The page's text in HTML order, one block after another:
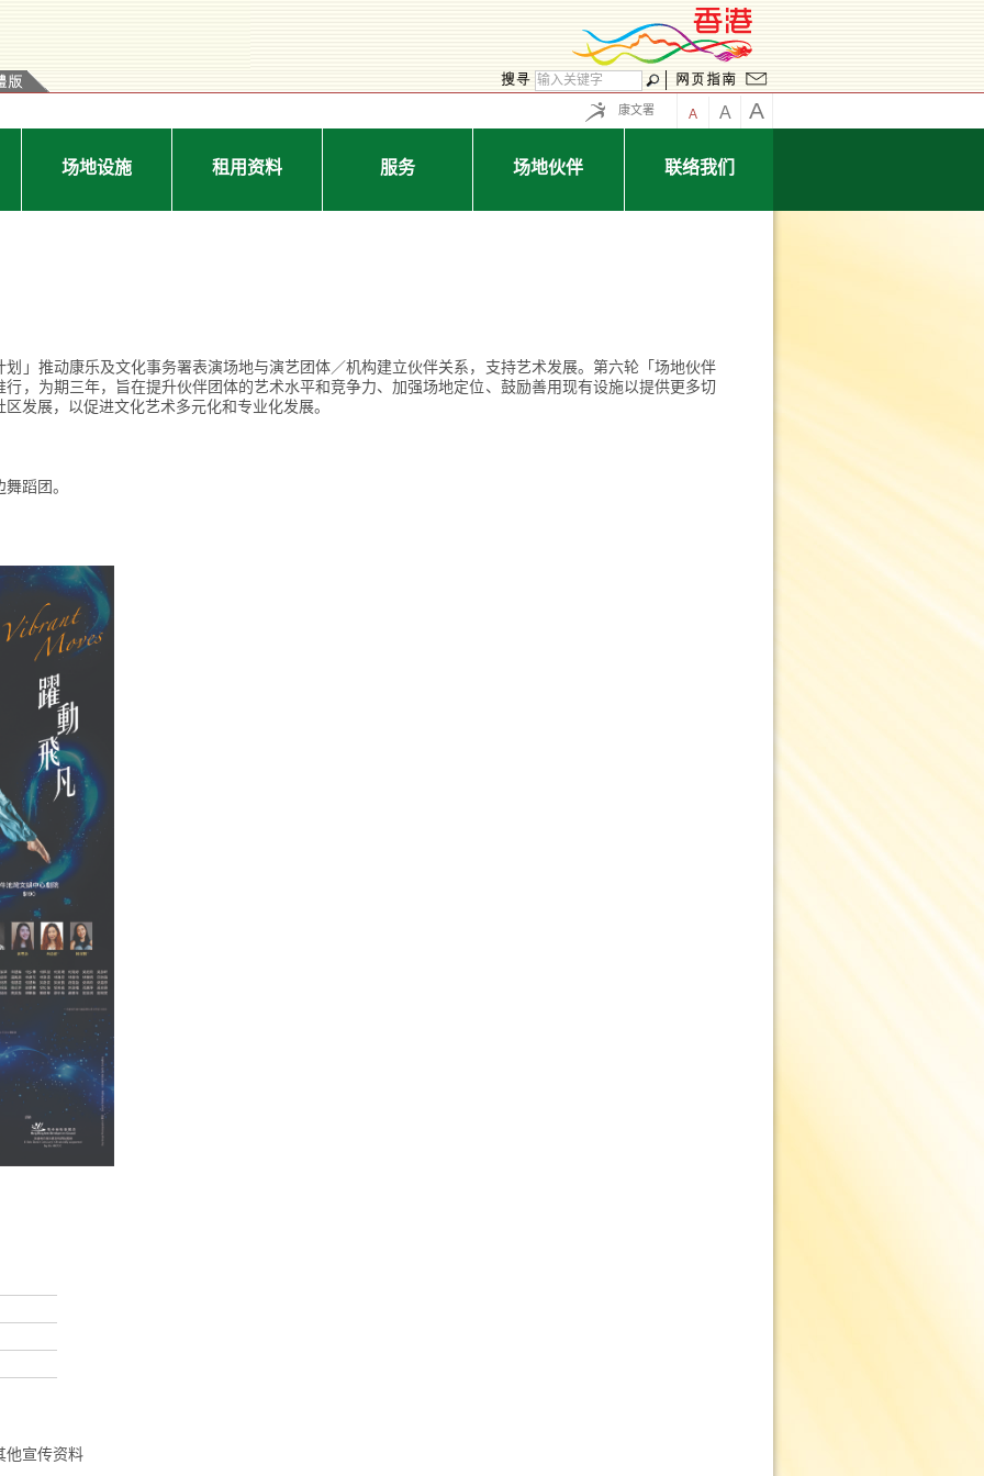
康文署 A A A
场地设施 租用资料 服务 场地伙伴 联络我们
划」推动康乐及文化事务署表演场地与演艺团体／机构建立伙伴关系，支持艺术发展。第六轮「场地伙伴
行，为期三年，旨在提升伙伴团体的艺术水平和竞争力、加强场地定位、鼓励善用现有设施以提供更多切
发展，以促进文化艺术多元化和专业化发展。
蹈团。
他宣传资料